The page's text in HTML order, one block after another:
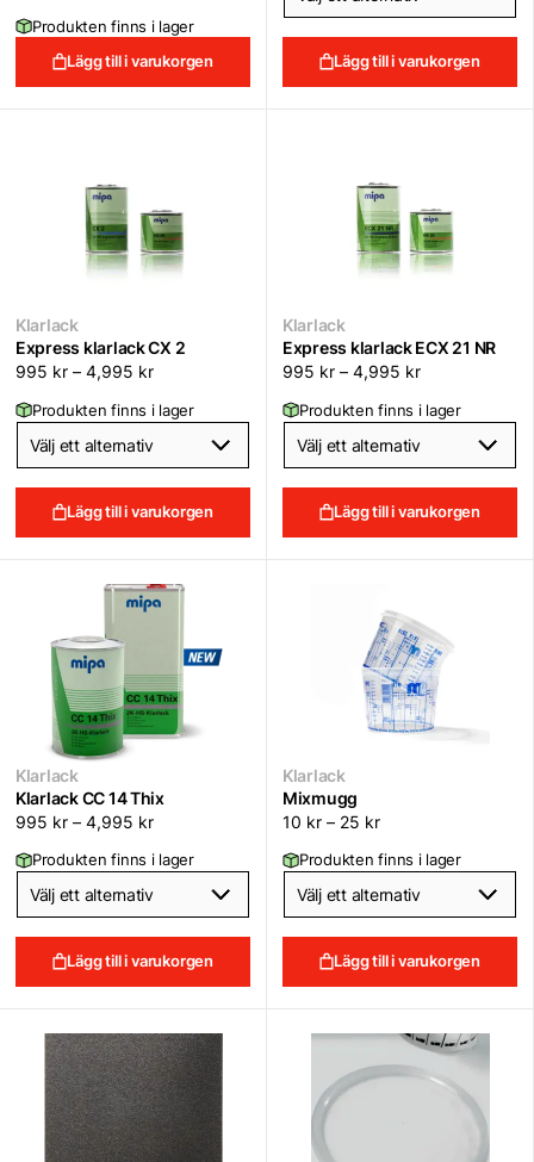
Produkten finns i lager
Lägg till i varukorgen
Lägg till i varukorgen
Klarlack
Express klarlack CX 2
995 kr – 4,995 kr
Produkten finns i lager
Lägg till i varukorgen
Klarlack
Express klarlack ECX 21 NR
995 kr – 4,995 kr
Produkten finns i lager
Lägg till i varukorgen
Klarlack
Klarlack CC 14 Thix
995 kr – 4,995 kr
Produkten finns i lager
Lägg till i varukorgen
Klarlack
Mixmugg
10 kr – 25 kr
Produkten finns i lager
Lägg till i varukorgen